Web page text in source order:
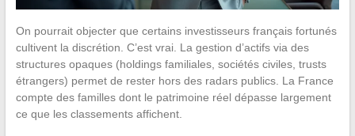
On pourrait objecter que certains investisseurs français fortunés
cultivent la discrétion. C’est vrai. La gestion d’actifs via des
structures opaques (holdings familiales, sociétés civiles, trusts
étrangers) permet de rester hors des radars publics. La France
compte des familles dont le patrimoine réel dépasse largement
ce que les classements affichent.